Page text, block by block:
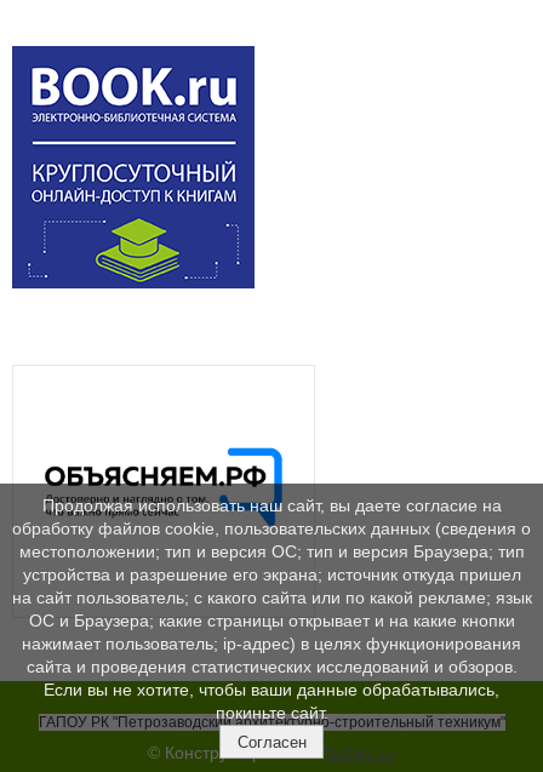
ГАПОУ РК "Петрозаводский архитектурно-строительный техникум"
© Конструктор сайтовNubex.ru
Продолжая использовать наш сайт, вы даете согласие на
обработку файлов cookie, пользовательских данных (сведения о
местоположении; тип и версия ОС; тип и версия Браузера; тип
устройства и разрешение его экрана; источник откуда пришел
на сайт пользователь; с какого сайта или по какой рекламе; язык
ОС и Браузера; какие страницы открывает и на какие кнопки
нажимает пользователь; ip-адрес) в целях функционирования
сайта и проведения статистических исследований и обзоров.
Если вы не хотите, чтобы ваши данные обрабатывались,
покиньте сайт.
Согласен